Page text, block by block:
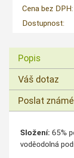
Cena bez DPH:
Dostupnost:
Popis
Váš dotaz
Poslat
Složení: 65%
voděodolná